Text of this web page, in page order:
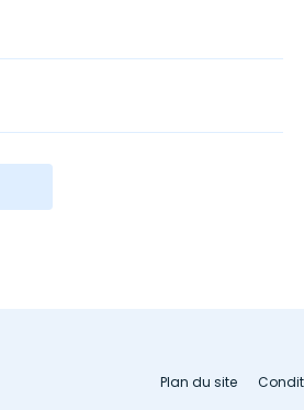
Plan du site